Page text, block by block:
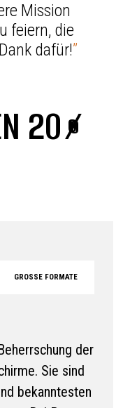
Mission
feiern, die
dafür!”
20%
GROSSE FORMATE
der
Sie sind
bekanntesten